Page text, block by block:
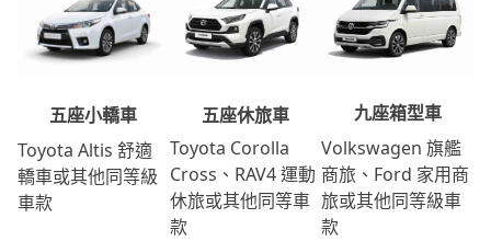
五座小轎車
Toyota Altis 舒適
轎車或其他同等級
車款
五座休旅車
Toyota Corolla
Cross、RAV4 運動
休旅或其他同等車
款
九座箱型車
Volkswagen 旗艦
商旅、Ford 家用商
旅或其他同等級車
款